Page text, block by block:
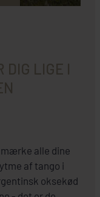
DIG LIGE I
mærke alle dine
af tango i
oksekød